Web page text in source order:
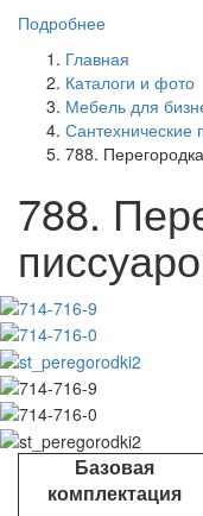
Подробнее
Главная
Каталоги и фото
Мебель для
Сантехнические
788.
788.
Базовая
комплектация